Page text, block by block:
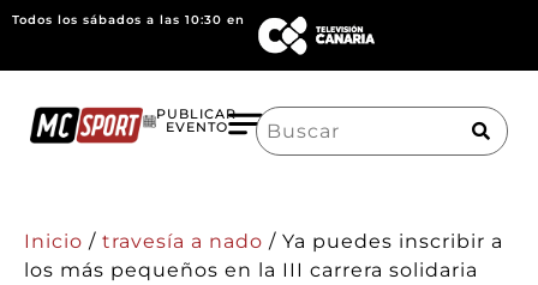
Todos los sábados a las 10:30 en
PUBLICAR
EVENTO
Search
for:
Inicio / travesía a nado / Ya puedes inscribir a
los más pequeños en la III carrera solidaria